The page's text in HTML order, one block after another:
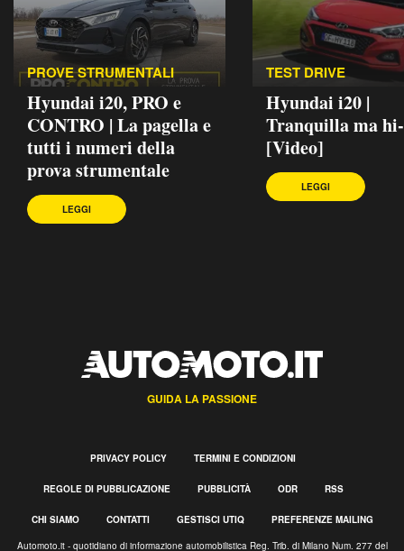
PROVE STRUMENTALI
Hyundai i20, PRO e
CONTRO | La pagella e
tutti i numeri della
prova strumentale
LEGGI
TEST DRIVE
Hyundai i20 |
Tranquilla ma
[Video]
LEGGI
GUIDA LA PASSIONE
PRIVACY POLICY TERMINI E CONDIZIONI
REGOLE DI PUBBLICAZIONE PUBBLICITÀ ODR RSS
CHI SIAMO CONTATTI GESTISCI UTIQ PREFERENZE MAILING
Automoto.it - quotidiano di informazione automobilistica Reg. Trib. di Milano Num. 277 del